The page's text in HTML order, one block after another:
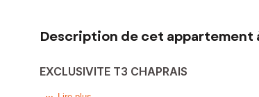
Description de cet appartement
EXCLUSIVITE T3 CHAPRAIS